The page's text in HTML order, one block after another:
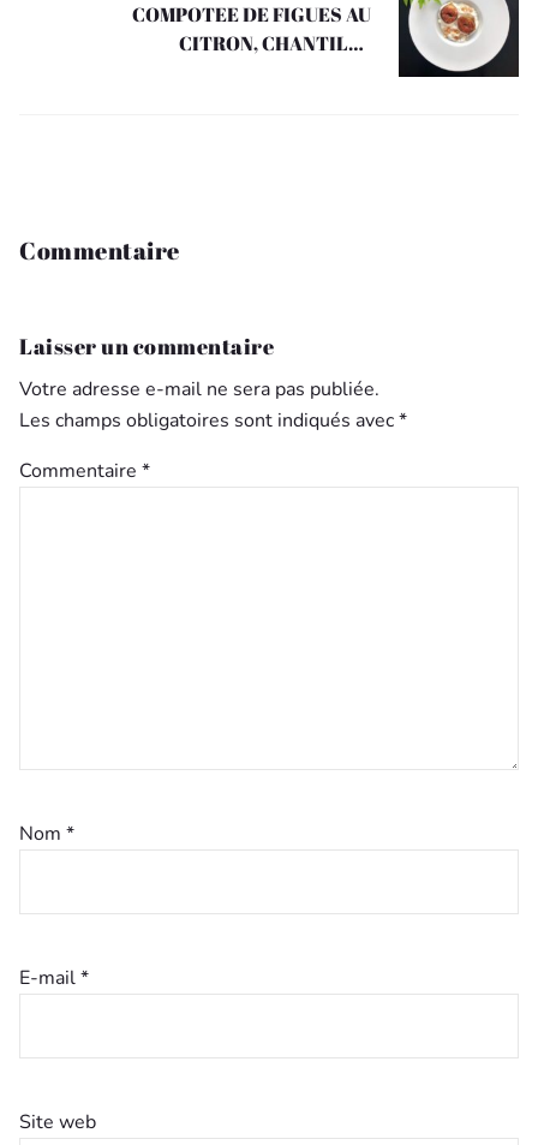
COMPOTEE DE FIGUES AU
CITRON, CHANTILLY
Commentaire
Laisser un commentaire
Votre adresse e-mail ne sera pas publiée.
Les champs obligatoires sont indiqués avec*
Commentaire *
Nom *
E-mail*
Site web